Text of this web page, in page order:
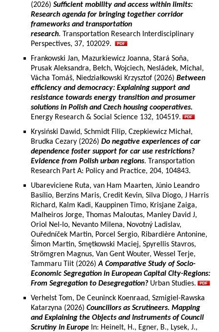
(2026) Sufficient mobility and access within limits:
Research agenda for bringing together corridor
frameworks and transportation
research. Transportation Research Interdisciplinary
Perspectives, 37, 102029.
Frankowski Jan, Mazurkiewicz Joanna, Stará Soňa,
Prusak Aleksandra, Bełch, Wojciech, Nesládek, Michal,
Vácha Tomáš, Niedziałkowski Krzysztof (2026) Between
efficiency and democracy: Explaining support and
resistance towards energy transition and prosumer
solutions in Polish and Czech housing cooperatives.
Energy Research & Social Science 132, 104519.
Krysiński Dawid, Schmidt Filip, Czepkiewicz Michał,
Brudka Cezary (2026) Do negative experiences of car
dependence foster support for car use restrictions?
Evidence from Polish urban regions. Transportation
Research Part A: Policy and Practice, 204, 104843.
Ubareviciene Ruta, van Ham Maarten, Júnio Leandro
Basílio, Berzins Maris, Credit Kevin, Silva Diogo, J Harris
Richard, Kalm Kadi, Kauppinen Timo, Krisjane Zaiga,
Malheiros Jorge, Thomas Maloutas, Manley David J,
Oriol Nel-lo, Nevanto Milena, Novotný Ladislav,
Ouředníček Martin, Porcel Sergio, Ribardière Antonine,
Šimon Martin, Smętkowski Maciej, Spyrellis Stavros,
Strömgren Magnus, Van Gent Wouter, Wessel Terje,
Tammaru Tiit (2026)A Comparative Study of Socio-
Economic Segregation in European Capital City-Regions:
From Segregation to Desegregation? Urban Studies.
Verhelst Tom, De Ceuninck Koenraad, Szmigiel-Rawska
Katarzyna (2026) Councillors as Scrutineers. Mapping
and Explaining the Objects and Instruments of Council
Scrutiny in Europe In: Heinelt, H., Egner, B., Lysek, J.,